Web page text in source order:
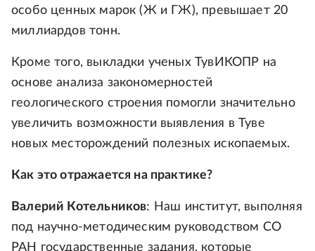
особо ценных марок (Ж и ГЖ), превышает 20
миллиардов тонн.
Кроме того, выкладки ученых ТувИКОПР на
основе анализа закономерностей
геологического строения помогли значительно
увеличить возможности выявления в Туве
новых месторождений полезных ископаемых.
Как это отражается на практике?
Валерий Котельников: Наш институт, выполняя
под научно-методическим руководством СО
РАН государственные задания, которые